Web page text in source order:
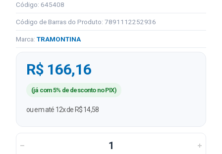
Código: 645408
Código de Barras do Produto: 7891112252936
Marca: TRAMONTINA
R$ 166,16
(já com 5% de desconto no PIX)
ou em até 12x de R$ 14,58